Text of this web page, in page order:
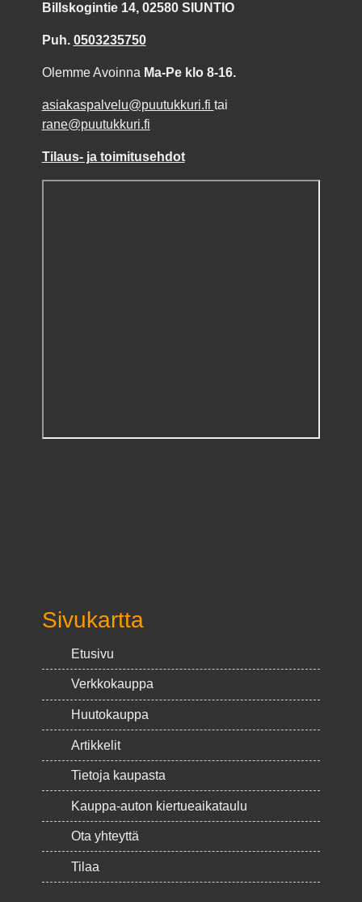
Billskogintie 14, 02580 SIUNTIO
Puh. 0503235750
Olemme Avoinna Ma-Pe klo 8-16.
asiakaspalvelu@puutukkuri.fi tai
rane@puutukkuri.fi
Tilaus- ja toimitusehdot
Sivukartta
Etusivu
Verkkokauppa
Huutokauppa
Artikkelit
Tietoja kaupasta
Kauppa-auton kiertueaikataulu
Ota yhteyttä
Tilaa